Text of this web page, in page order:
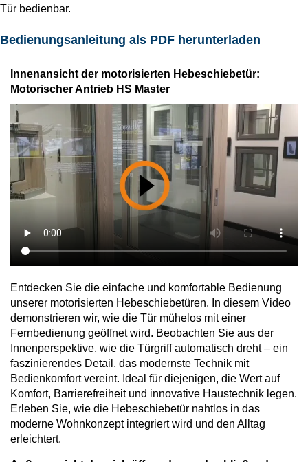
Tür bedienbar.
Bedienungsanleitung als PDF herunterladen
Innenansicht der motorisierten Hebeschiebetür:
Motorischer Antrieb HS Master
Entdecken Sie die einfache und komfortable Bedienung
unserer motorisierten Hebeschiebetüren. In diesem Video
demonstrieren wir, wie die Tür mühelos mit einer
Fernbedienung geöffnet wird. Beobachten Sie aus der
Innenperspektive, wie die Türgriff automatisch dreht – ein
faszinierendes Detail, das modernste Technik mit
Bedienkomfort vereint. Ideal für diejenigen, die Wert auf
Komfort, Barrierefreiheit und innovative Haustechnik legen.
Erleben Sie, wie die Hebeschiebetür nahtlos in das
moderne Wohnkonzept integriert wird und den Alltag
erleichtert.